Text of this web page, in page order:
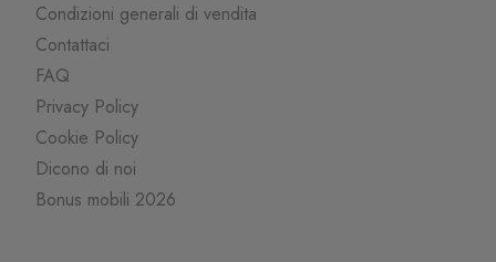
Condizioni generali di vendita
Contattaci
FAQ
Privacy Policy
Cookie Policy
Dicono di noi
Bonus mobili 2026